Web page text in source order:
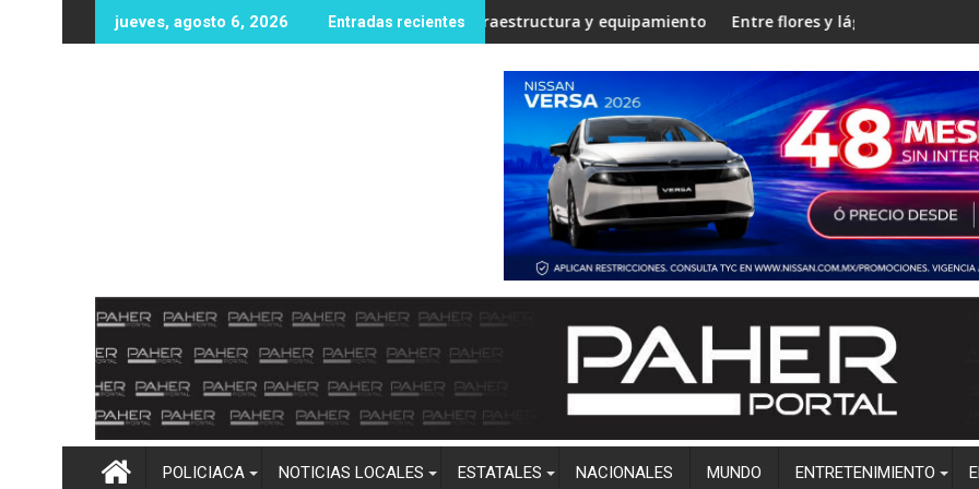
al
jueves, agosto 6, 2026 Entradas recientes
gestiona nuevas oportunidades educativas con posible sede de la UPES en Angostura
UAS fortalece infraestructura y equipamiento en la Unidad Regional Centro Norte rumbo
Entre flores y lágrimas, familiares y
POLICIACA NOTICIAS LOCALES ESTATALES NACIONALES MUNDO ENTRETENIMIENTO